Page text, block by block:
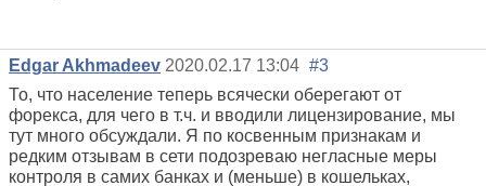
Edgar Akhmadeev 2020.02.17 13:04 #3
То, что население теперь всячески оберегают от
форекса, для чего в т.ч. и вводили лицензирование, мы
тут много обсуждали. Я по косвенным признакам и
редким отзывам в сети подозреваю негласные меры
контроля в самих банках и (меньше) в кошельках,